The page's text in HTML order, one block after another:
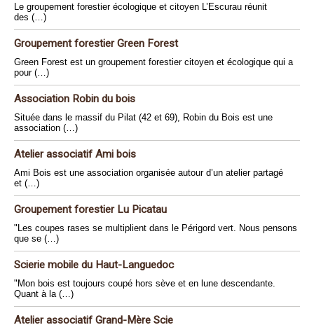
Le groupement forestier écologique et citoyen L’Escurau réunit
des (…)
Groupement forestier Green Forest
Green Forest est un groupement forestier citoyen et écologique qui a
pour (…)
Association Robin du bois
Située dans le massif du Pilat (42 et 69), Robin du Bois est une
association (…)
Atelier associatif Ami bois
Ami Bois est une association organisée autour d’un atelier partagé
et (…)
Groupement forestier Lu Picatau
"Les coupes rases se multiplient dans le Périgord vert. Nous pensons
que se (…)
Scierie mobile du Haut-Languedoc
"Mon bois est toujours coupé hors sève et en lune descendante.
Quant à la (…)
Atelier associatif Grand-Mère Scie